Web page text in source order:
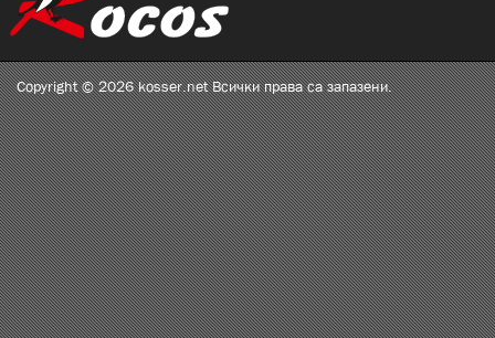
Copyright © 2026 kosser.net Всички права са запазени.